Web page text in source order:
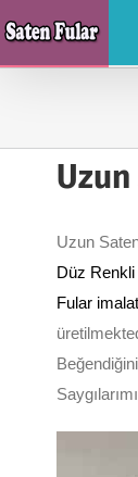
to
content
Uzun
Düz Renkli
Fular